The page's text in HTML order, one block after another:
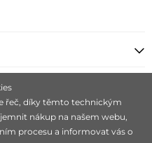
řeč, díky těmto technickým
nákup na našem webu,
procesu a informovat vás o